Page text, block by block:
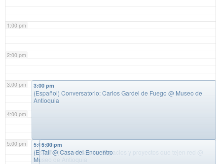
1:00 pm
2:00 pm
3:00 pm
4:00 pm
5:00 pm
3:00 pm
(Español) Conversatorio: Carlos Gardel de Fuego @ Museo de
Antioquia
5:00 pm
(Español) Conversatorio: Espacios y proyectos que tejen red @
Museo de Antioquia
5:00 pm
Tall @ Casa del Encuentro